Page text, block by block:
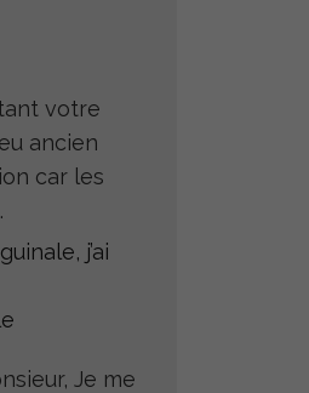
votre
ancien
car les
j’ai
Je me